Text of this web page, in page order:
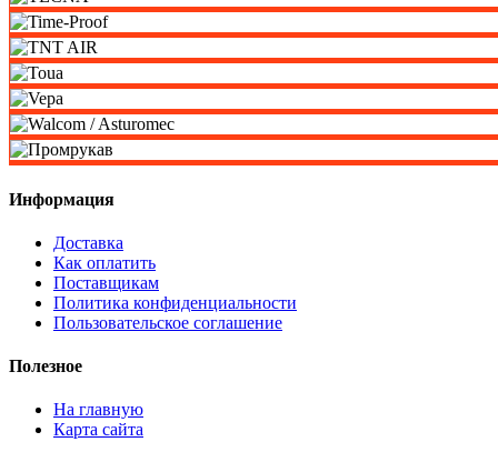
Информация
Доставка
Как оплатить
Поставщикам
Политика конфиденциальности
Пользовательское соглашение
Полезное
На главную
Карта сайта